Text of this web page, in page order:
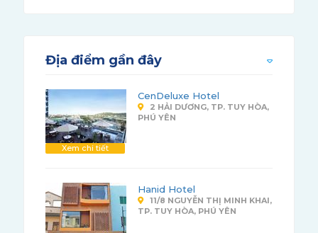
Địa điểm gần đây
Xem chi tiết
CenDeluxe Hotel
2 HẢI DƯƠNG, TP. TUY HÒA,
PHÚ YÊN
Hanid Hotel
11/8 NGUYỄN THỊ MINH KHAI,
TP. TUY HÒA, PHÚ YÊN